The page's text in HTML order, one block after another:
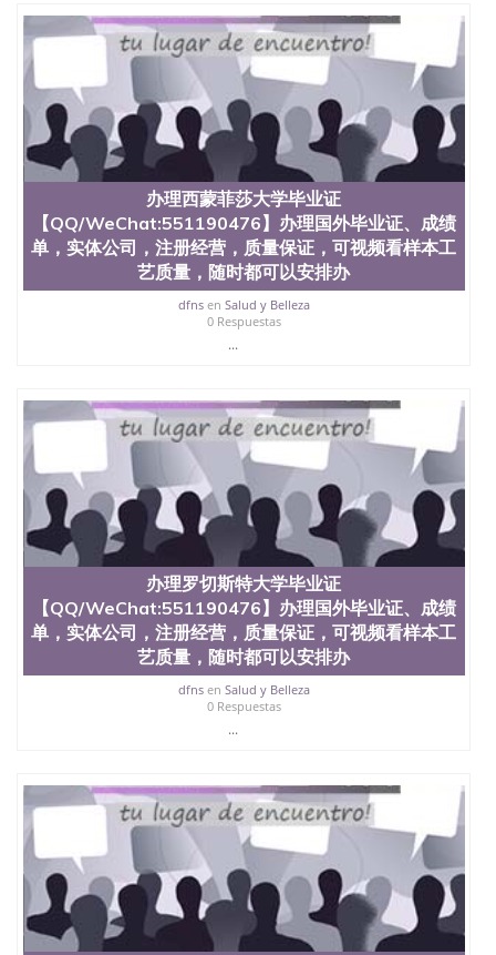
University）圣何塞州立大学（San Jose State
University）圣何塞州立大学（San Jose State
University）圣何塞州立大学学位证（San Jose State
University）圣何塞州立大学学位证（San Jose State
University）圣何塞州立大学学位证（San Jose State
University）圣何塞州立大学（San Jose State
University）圣何塞州立大学（San Jose State
University）圣何塞州立大学（San Jose State
University）圣何塞州立大学（San Jose State
University）圣何塞州立大学学位证（San Jose State
University）圣何塞州立大学学位证（San Jose State
University）圣何塞州立大学结业证（San Jose State
University）圣何塞州立大学结业证（San Jose State
University）圣何塞州立大学结业证（San Jose State
University）圣何塞州立大学学位证（San Jose State
University）圣何塞州立大学学位证（San Jose State
University）圣何塞州立大学学历证书（San Jose
（San Jose State University）澳洲读书未毕业找人做
文凭学位qq微信551190476澳洲读CQU中央昆士兰大
学学历 绩单购买学位证书/澳洲读本科硕士做文凭/购
买澳洲大学毕业证成绩单假文凭学历
offieUniversityofSouthernQueensland 澳洲读书未毕
业找人做文凭学位qq微信551190476澳洲读CQU中央
昆士兰大学学历成绩单购买学位证书/澳洲读本科硕
士做文凭/购买澳洲大学毕业证成绩单假文凭学历办
理伊利诺伊大学毕业证【QQ/WeChat:551190476】办
理国外毕业证、成绩单，实体公司，注册经营，质量
保证，可视频看样本工艺质量，随时都可以安排办
理，毕业证成绩单，学校，专业，学位，毕业时间都
可以根据客户要求安排University of Illinois
办理西蒙菲莎大学毕业证
【QQ/WeChat:551190476】办理国外毕业证、成绩
单，实体公司，注册经营，质量保证，可视频看样本工
艺质量，随时都可以安排办
dfnsen Salud y Belleza
0 Respuestas
...
办理罗切斯特大学毕业证
【QQ/WeChat:551190476】办理国外毕业证、成绩
单，实体公司，注册经营，质量保证，可视频看样本工
艺质量，随时都可以安排办
dfnsen Salud y Belleza
0 Respuestas
...